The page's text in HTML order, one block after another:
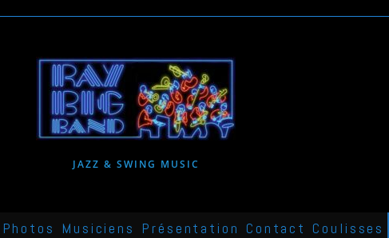
JAZZ & SWING MUSIC
Photos Musiciens Présentation Contact Coulisses